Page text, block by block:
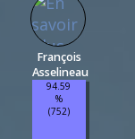
François
Asselineau
94.59
%
(752)